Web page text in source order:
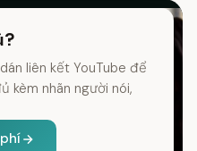
liên kết YouTube để
kèm nhãn người nói,